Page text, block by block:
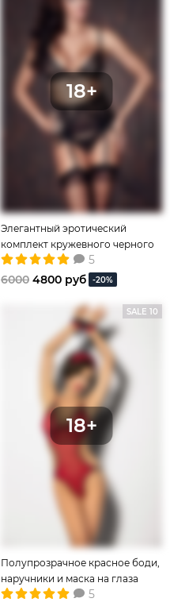
Элегантный эротический
комплект кружевного черного
белья
5
6000 4800 руб -20%
SALE 10
Полупрозрачное красное боди,
наручники и маска на глаза
5